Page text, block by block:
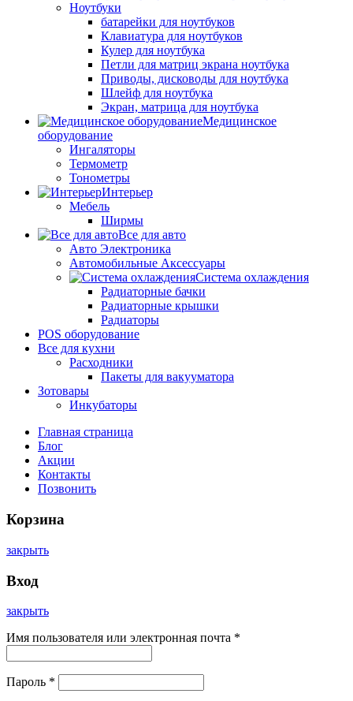
Ноутбуки
батарейки для ноутбуков
Клавиатура для ноутбуков
Кулер для ноутбука
Петли для матриц экрана ноутбука
Приводы, дисководы для ноутбука
Шлейф для ноутбука
Экран, матрица для ноутбука
Медицинское
оборудование
Ингаляторы
Термометр
Тонометры
Интерьер
Мебель
Ширмы
Все для авто
Авто Электроника
Автомобильные Аксессуары
Система охлаждения
Радиаторные бачки
Радиаторные крышки
Радиаторы
POS оборудование
Все для кухни
Расходники
Пакеты для вакууматора
Зотовары
Инкубаторы
Главная страница
Блог
Акции
Контакты
Позвонить
Корзина
закрыть
Вход
закрыть
Имя пользователя или электронная почта *
Пароль *